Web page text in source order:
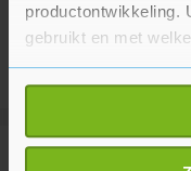
productontwikkeling.
gebruikt en met
Als u het toestaat,
Informatie
locatie, die tot